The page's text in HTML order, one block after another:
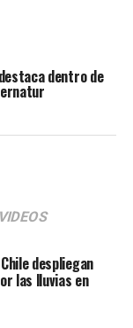
dentro de
VIDEOS
despliegan
las lluvias en